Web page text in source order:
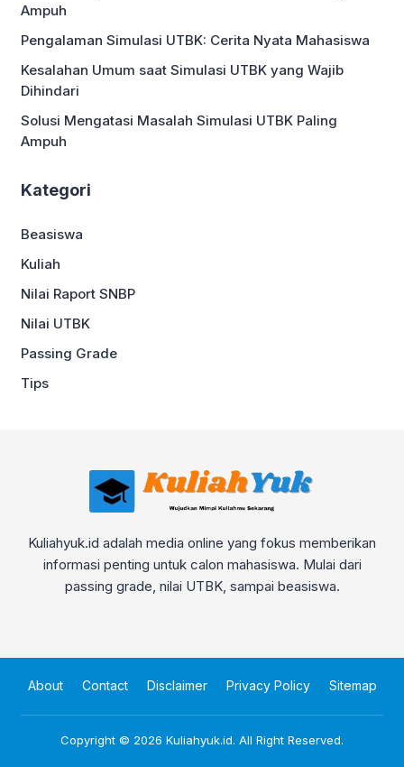
Ampuh
Pengalaman Simulasi UTBK: Cerita Nyata Mahasiswa
Kesalahan Umum saat Simulasi UTBK yang Wajib
Dihindari
Solusi Mengatasi Masalah Simulasi UTBK Paling
Ampuh
Kategori
Beasiswa
Kuliah
Nilai Raport SNBP
Nilai UTBK
Passing Grade
Tips
Kuliahyuk.id adalah media online yang fokus memberikan
informasi penting untuk calon mahasiswa. Mulai dari
passing grade, nilai UTBK, sampai beasiswa.
About Contact Disclaimer Privacy Policy Sitemap
Copyright © 2026 Kuliahyuk.id. All Right Reserved.